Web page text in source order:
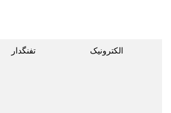
الکترونیک تفنگدار